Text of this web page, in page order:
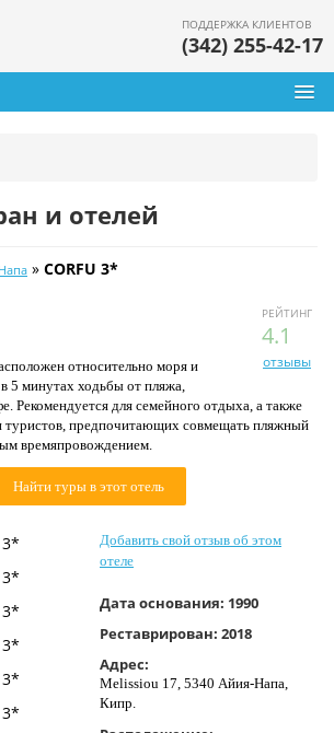
ПОДДЕРЖКА КЛИЕНТОВ
(342) 255-42-17
и отелей
» CORFU 3*
РЕЙТИНГ
4.1
отзывы
относительно моря и
5 минутах ходьбы от пляжа,
Рекомендуется для семейного отдыха, а также
туристов, предпочитающих совмещать пляжный
времяпровождением.
Найти туры в этот отель
Добавить свой отзыв об этом
отеле
Дата основания: 1990
Реставрирован: 2018
Адрес:
Melissiou 17, 5340 Айия-Напа,
Кипр.